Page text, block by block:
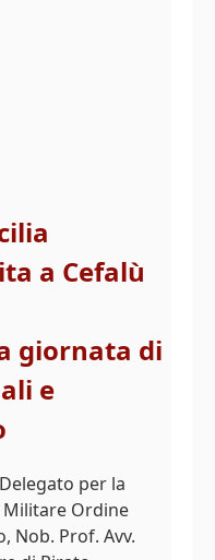
a Cefalù
giornata di
e
per la
Militare Ordine
Nob. Prof. Avv.